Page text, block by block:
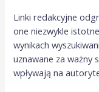
Linki redakcyjne
one niezwykle
wynikach
uznawane za ważny
wpływają na